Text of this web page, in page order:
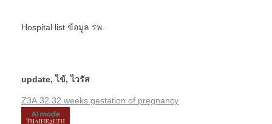
Hospital list ข้อมูล รพ.
update,ไข้,ไวรัส
Z3A.32 32 weeks gestation of pregnancy